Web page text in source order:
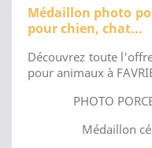
Médaillon photo
pour chien, chat...
Découvrez toute
pour animaux à
PHOTO
Médaillon